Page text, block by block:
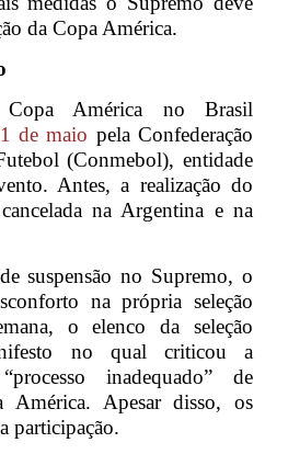
da Copa América.
América no Brasil
de maio pela Confederação
(Conmebol), entidade
Antes, a realização do
na Argentina e na
suspensão no Supremo, o
na própria seleção
o elenco da seleção
no qual criticou a
inadequado” de
América. Apesar disso, os
participação.